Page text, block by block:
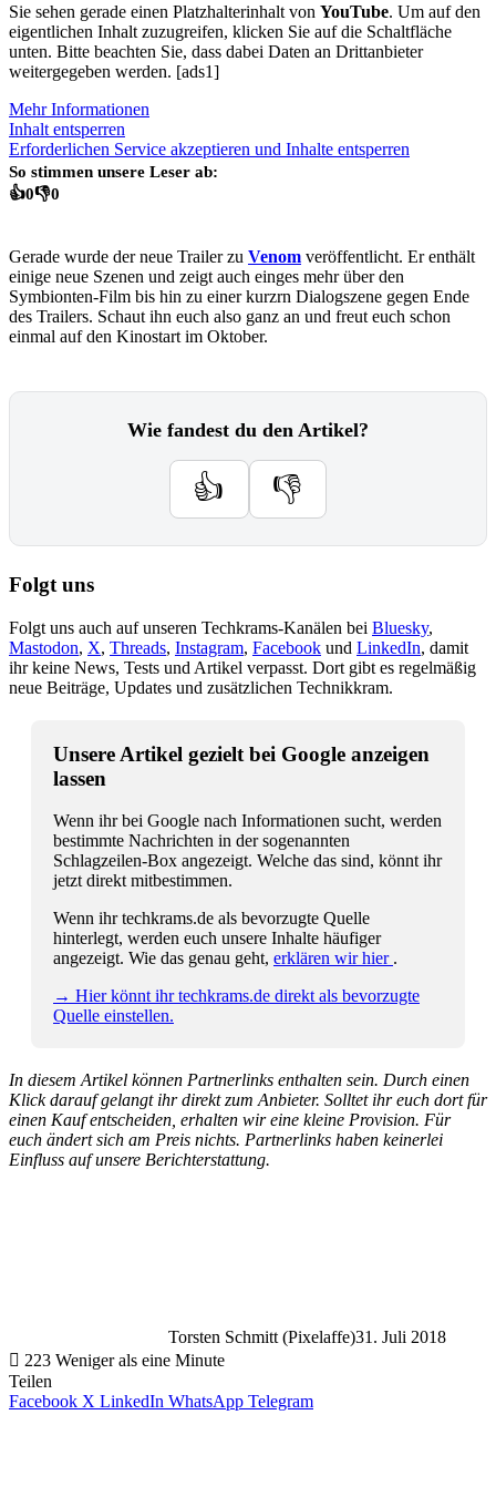
Sie sehen gerade einen Platzhalterinhalt von YouTube. Um auf den
eigentlichen Inhalt zuzugreifen, klicken Sie auf die Schaltfläche
unten. Bitte beachten Sie, dass dabei Daten an Drittanbieter
weitergegeben werden. [ads1]
Mehr Informationen
Inhalt entsperren
Erforderlichen Service akzeptieren und Inhalte entsperren
So stimmen unsere Leser ab:
👍0👎0
Gerade wurde der neue Trailer zu Venom veröffentlicht. Er enthält
einige neue Szenen und zeigt auch einges mehr über den
Symbionten-Film bis hin zu einer kurzrn Dialogszene gegen Ende
des Trailers. Schaut ihn euch also ganz an und freut euch schon
einmal auf den Kinostart im Oktober.
Wie fandest du den Artikel?
👍 👎
Folgt uns
Folgt uns auch auf unseren Techkrams-Kanälen bei Bluesky,
Mastodon, X, Threads, Instagram, Facebook und LinkedIn, damit
ihr keine News, Tests und Artikel verpasst. Dort gibt es regelmäßig
neue Beiträge, Updates und zusätzlichen Technikkram.
Unsere Artikel gezielt bei Google anzeigen
lassen
Wenn ihr bei Google nach Informationen sucht, werden
bestimmte Nachrichten in der sogenannten
Schlagzeilen-Box angezeigt. Welche das sind, könnt ihr
jetzt direkt mitbestimmen.
Wenn ihr techkrams.de als bevorzugte Quelle
hinterlegt, werden euch unsere Inhalte häufiger
angezeigt. Wie das genau geht, erklären wir hier .
→ Hier könnt ihr techkrams.de direkt als bevorzugte
Quelle einstellen.
In diesem Artikel können Partnerlinks enthalten sein. Durch einen
Klick darauf gelangt ihr direkt zum Anbieter. Solltet ihr euch dort für
einen Kauf entscheiden, erhalten wir eine kleine Provision. Für
euch ändert sich am Preis nichts. Partnerlinks haben keinerlei
Einfluss auf unsere Berichterstattung.
Torsten Schmitt (Pixelaffe)31. Juli 2018
223 Weniger als eine Minute
Teilen
Facebook X LinkedIn WhatsApp Telegram